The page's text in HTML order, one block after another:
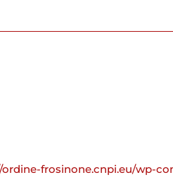
frosinone.cnpi.eu/wp-